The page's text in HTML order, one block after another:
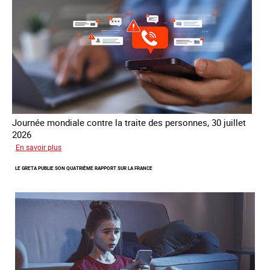
Journée mondiale contre la traite des personnes, 30 juillet
2026
En savoir plus
par
LE GRETA PUBLIE SON QUATRIÈME RAPPORT SUR LA FRANCE